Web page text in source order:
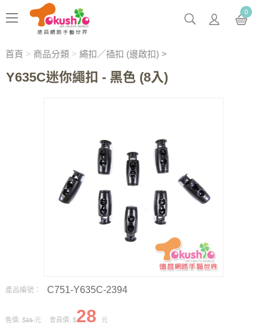
0
首頁 > 商品分類> 繩扣／插扣 (邊啟扣) >
Y635C迷你繩扣 - 黑色 (8入)
產品編號： C751-Y635C-2394
售價: $35元 會員價: $28 元